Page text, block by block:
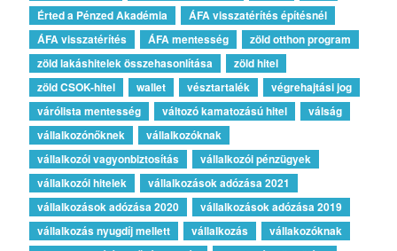
Érted a Pénzed Akadémia
ÁFA visszatérítés építésnél
ÁFA visszatérítés
ÁFA mentesség
zöld otthon program
zöld lakáshitelek összehasonlítása
zöld hitel
zöld CSOK-hitel
wallet vésztartalék
végrehajtási jog
várólista mentesség
változó kamatozású hitel
válság
vállalkozónőknek
vállalkozóknak
vállalkozói vagyonbiztosítás
vállalkozói pénzügyek
vállalkozói hitelek
vállalkozások adózása 2021
vállalkozások adózása 2020
vállalkozások adózása 2019
vállalkozás nyugdíj mellett
vállalkozás
vállakozóknak